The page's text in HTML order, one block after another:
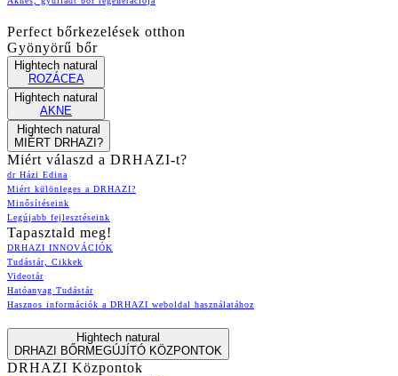
Perfect bőrkezelések otthon
Gyönyörű bőr
Hightech natural
ROZÁCEA
Hightech natural
AKNE
Hightech natural
MIÉRT DRHAZI?
Miért válaszd a DRHAZI-t?
dr Házi Edina
Miért különleges a DRHAZI?
Minősítéseink
Legújabb fejlesztéseink
Tapasztald meg!
DRHAZI INNOVÁCIÓK
Tudástár, Cikkek
Videotár
Hatóanyag Tudástár
Hasznos információk a DRHAZI weboldal használatához
Hightech natural
DRHAZI BŐRMEGÚJÍTÓ KÖZPONTOK
DRHAZI Központok